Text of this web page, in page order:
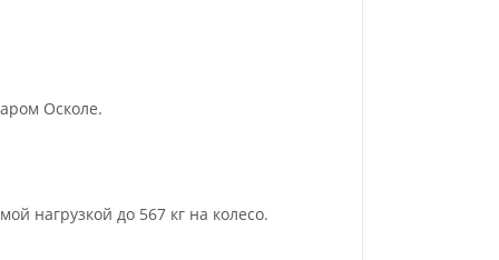
Осколе.
нагрузкой до 567 кг на колесо.